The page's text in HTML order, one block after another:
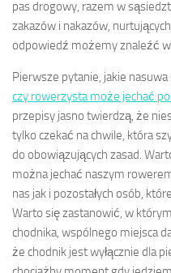
pas drogowy, razem w
zakazów i nakazów,
odpowiedź możemy znaleźć
Pierwsze pytanie, jakie
czy rowerzysta może jechać
przepisy jasno twierdzą, że
tylko czekać na chwile, która
do obowiązujących zasad.
można jechać naszym
nas jak i pozostałych osób,
Warto się zastanowić, w
chodnika, wspólnego miejsca
że chodnik jest wyłącznie dla